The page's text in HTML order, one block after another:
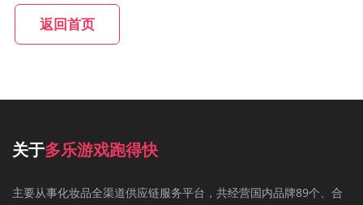
返回首页
关于多乐游戏跑得快
主要从事化妆品全渠道供应链服务平台，共经营国内品牌89个、合